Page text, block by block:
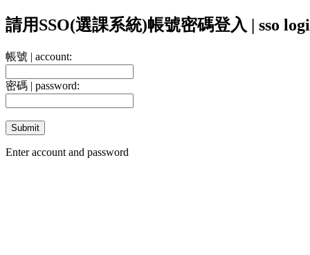
請用SSO(選課系統)帳號密碼登入 | sso
帳號 | account:
密碼 | password:
Enter account and password